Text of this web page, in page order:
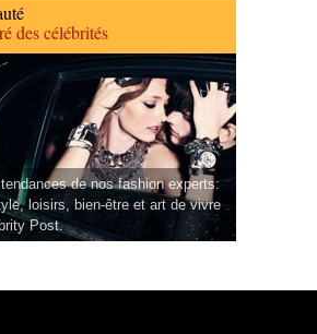
des célébrités
de nos fashion experts:
loisirs, bien-être et art de vivre
Post.